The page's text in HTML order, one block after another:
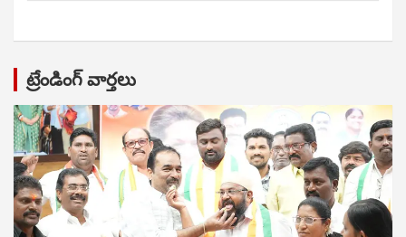
ట్రేండింగ్ వార్తలు